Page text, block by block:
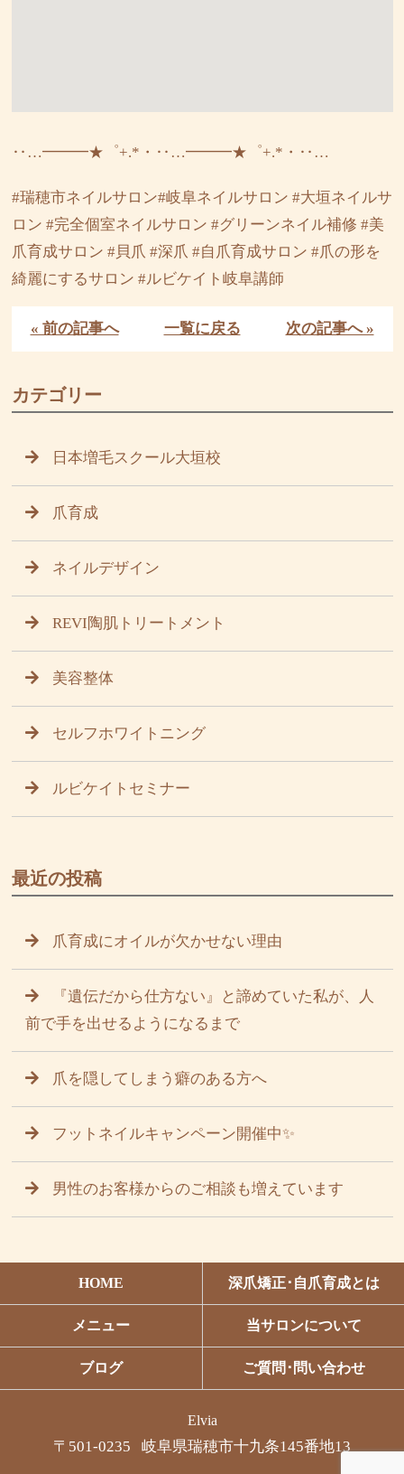
‥…━━━★゜+.*・‥…━━━★゜+.*・‥…
#瑞穂市ネイルサロン#岐阜ネイルサロン #大垣ネイルサ
ロン #完全個室ネイルサロン #グリーンネイル補修 #美
爪育成サロン #貝爪 #深爪 #自爪育成サロン #爪の形を
綺麗にするサロン #ルビケイト岐阜講師
« 前の記事へ 一覧に戻る 次の記事へ »
カテゴリー
日本増毛スクール大垣校
爪育成
ネイルデザイン
REVI陶肌トリートメント
美容整体
セルフホワイトニング
ルビケイトセミナー
最近の投稿
爪育成にオイルが欠かせない理由
『遺伝だから仕方ない』と諦めていた私が、人
前で手を出せるようになるまで
爪を隠してしまう癖のある方へ
フットネイルキャンペーン開催中✨
男性のお客様からのご相談も増えています
HOME 深爪矯正･自爪育成とは
メニュー 当サロンについて
ブログ ご質問･問い合わせ
Elvia
〒501-0235 岐阜県瑞穂市十九条145番地13